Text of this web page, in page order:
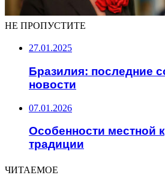
НЕ ПРОПУСТИТЕ
27.01.2025
Бразилия: последние
новости
07.01.2026
Особенности местной
традиции
ЧИТАЕМОЕ